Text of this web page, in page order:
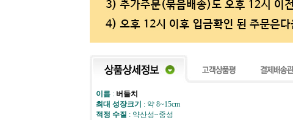
이름 : 버들치
최대 성장크기
: 약 8~15cm
적정 수질 : 약산성~중성